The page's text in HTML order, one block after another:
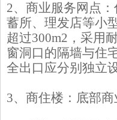
2、商业服务网点
蓄所、理发店等小
超过300m2，采用
窗洞口的隔墙与住
全出口应分别独立设
3、商住楼：底部